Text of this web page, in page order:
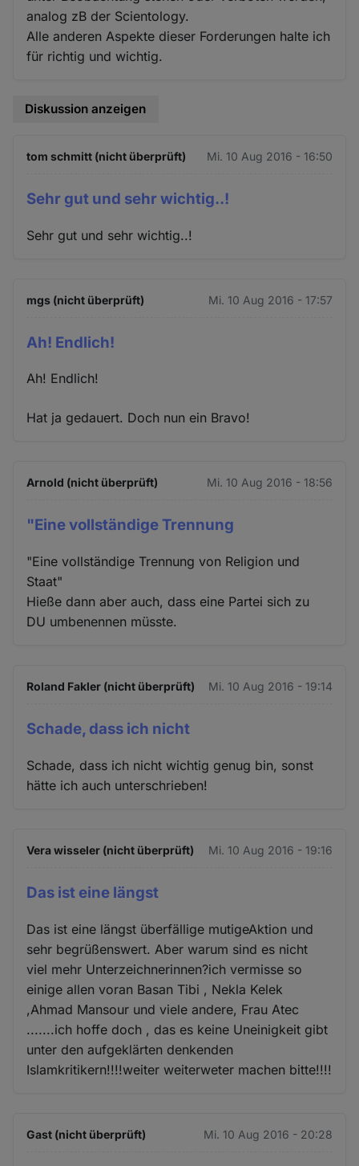
analog zB der Scientology.
Alle anderen Aspekte dieser Forderungen halte ich
für richtig und wichtig.
Diskussion anzeigen
tom schmitt (nicht überprüft) Mi. 10 Aug 2016 - 16:50
Sehr gut und sehr wichtig..!
Sehr gut und sehr wichtig..!
mgs (nicht überprüft) Mi. 10 Aug 2016 - 17:57
Ah! Endlich!
Ah! Endlich!
Hat ja gedauert. Doch nun ein Bravo!
Arnold (nicht überprüft) Mi. 10 Aug 2016 - 18:56
"Eine vollständige Trennung
"Eine vollständige Trennung von Religion und
Staat"
Hieße dann aber auch, dass eine Partei sich zu
DU umbenennen müsste.
Roland Fakler (nicht überprüft) Mi. 10 Aug 2016 - 19:14
Schade, dass ich nicht
Schade, dass ich nicht wichtig genug bin, sonst
hätte ich auch unterschrieben!
Vera wisseler (nicht überprüft) Mi. 10 Aug 2016 - 19:16
Das ist eine längst
Das ist eine längst überfällige mutigeAktion und
sehr begrüßenswert. Aber warum sind es nicht
viel mehr Unterzeichnerinnen?ich vermisse so
einige allen voran Basan Tibi , Nekla Kelek
,Ahmad Mansour und viele andere, Frau Atec
.......ich hoffe doch , das es keine Uneinigkeit gibt
unter den aufgeklärten denkenden
Islamkritikern!!!!weiter weiterweter machen bitte!!!!
Gast (nicht überprüft) Mi. 10 Aug 2016 - 20:28